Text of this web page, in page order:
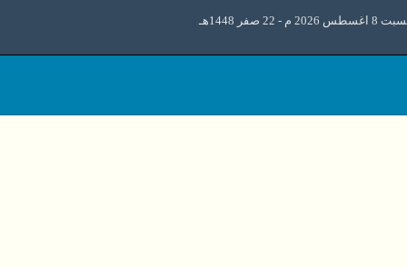
2026 م - 22 صفر 1448هـ